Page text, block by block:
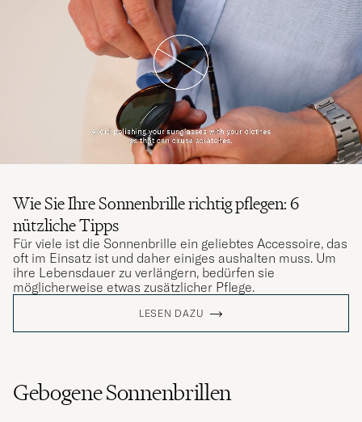
Wie Sie Ihre Sonnenbrille richtig pflegen: 6
nützliche Tipps
Für viele ist die Sonnenbrille ein geliebtes Accessoire, das
oft im Einsatz ist und daher einiges aushalten muss. Um
ihre Lebensdauer zu verlängern, bedürfen sie
möglicherweise etwas zusätzlicher Pflege.
LESEN DAZU
Gebogene Sonnenbrillen